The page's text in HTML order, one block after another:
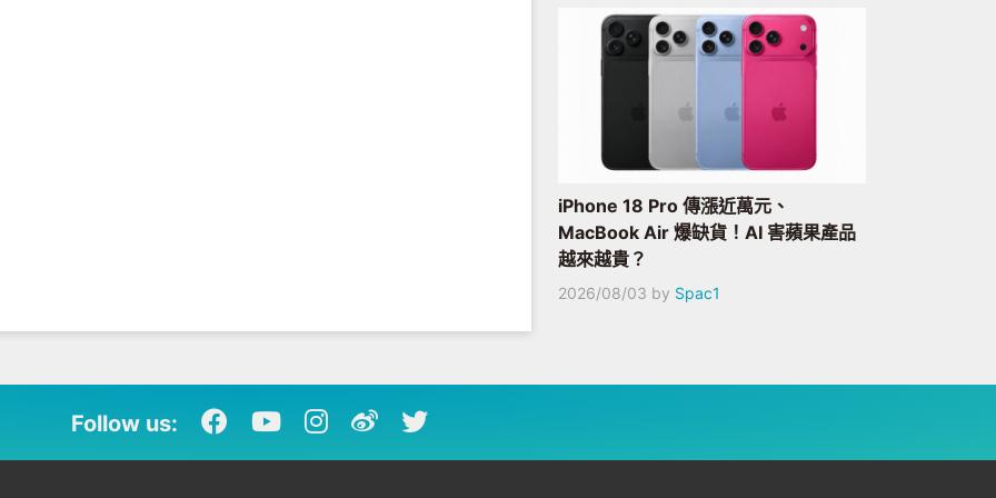
iPhone 18 Pro 傳漲近萬元、
MacBook Air 爆缺貨！AI 害蘋果產品
越來越貴？
2026/08/03 by Spac1
Follow us: